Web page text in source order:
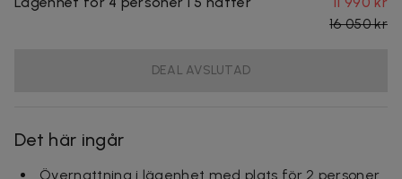
16 050 kr
DEAL AVSLUTAD
Det här ingår
Övernattning i lägenhet med plats för 2 personer